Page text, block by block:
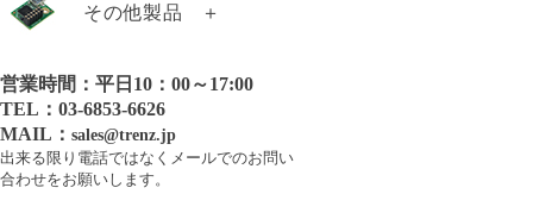
TE0820-05-4AI21MI
TE0820-05-4DE21MA
TE0820-05-4DE81MA
TE0820-05-4DE81MAS
TE0817-01-7DE21-A
TE0817-02-4BE81-A
TE0817-02-7AI81-A
TE0817-02-7DE81-A
TE0720-04-62I33NA
TE0745-03-92I31-AK
TE0745-03-93E31-AK
TE0724-04-61I32-A
TE0728-03-1Q
TE0728-04-1Q
TE0729-03-62I63MA
TE0711-02-42I-1-A
TE0711-02-72I-1-A
TE0712-02-42I36-A
TE0712-02-71I36-A
TE0300-01IBM
TE0303-01
TE0303-01NC
TE0320-00-EV02
TE0741-05-A2C-1-A
TE0741-05-B2C-1-A
TE0741-05-B2C-1-AF
TE0741-05-B2I-1-A
21011
21371
21372
21589
その他製品 ＋
TE0808用ヒートシンク
GigaZee TRENZヒートシンク
26922
21010
営業時間：平日10：00～17:00
TEL：03-6853-6626
MAIL： sales@trenz.jp
出来る限り電話ではなくメールでのお問い
合わせをお願いします。